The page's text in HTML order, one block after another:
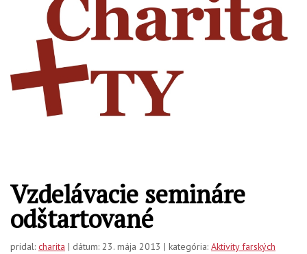
Vzdelávacie semináre
odštartované
pridal: charita | dátum: 23. mája 2013 | kategória: Aktivity farských